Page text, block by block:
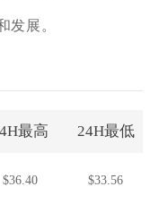
发展。
最高 24H最低
$36.40 $33.56